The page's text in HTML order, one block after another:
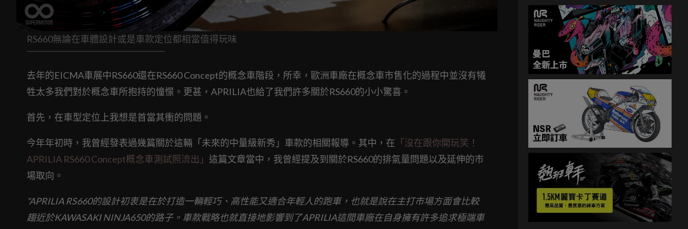
RS660無論在車體設計或是車款定位都相當值得玩味
去年的EICMA車展中RS660還在RS660 Concept的概念車階段，所幸，歐洲車廠在概念車市售化的過程中並沒有犧
牲太多我們對於概念車所抱持的憧憬。更甚，APRILIA也給了我們許多關於RS660的小小驚喜。
首先，在車型定位上我想是首當其衝的問題。
今年年初時，我曾經發表過幾篇關於這輛「未來的中量級新秀」車款的相關報導。其中，在 「沒在跟你開玩笑！
APRILIA RS660 Concept概念車測試照流出」 這篇文章當中，我曾經提及到關於RS660的排氣量問題以及延伸的市
場取向。
"APRILIA RS660的設計初衷是在於打造一輛輕巧、高性能又適合年輕人的跑車，也就是說在主打市場方面會比較
趨近於KAWASAKI NINJA650的路子。車款戰略也就直接地影響到了APRILIA這間車廠在自身擁有許多追求極端車